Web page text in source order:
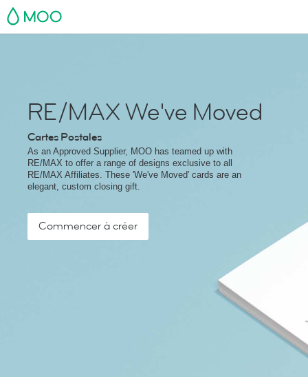
MOO
RE/MAX We've Moved
Cartes Postales
As an Approved Supplier, MOO has teamed up with
RE/MAX to offer a range of designs exclusive to all
RE/MAX Affiliates. These 'We've Moved' cards are an
elegant, custom closing gift.
Commencer à créer